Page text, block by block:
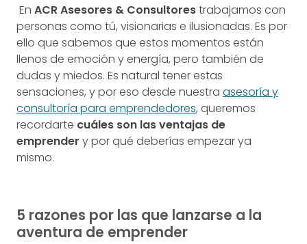
En ACR Asesores & Consultorestrabajamos con
personas como tú, visionarias e ilusionadas. Es por
ello que sabemos que estos momentos están
llenos de emoción y energía, pero también de
dudas y miedos. Es natural tener estas
sensaciones, y por eso desde nuestra asesoría y
consultoría para emprendedores, queremos
recordarte cuáles son las ventajas de
emprender y por qué deberías empezar ya
mismo.
5 razones por las que lanzarse a la
aventura de emprender